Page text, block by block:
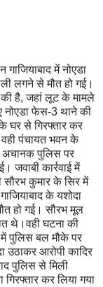
गाजियाबाद में नोएडा
लगने से मौत हो गई।
की है, जहां लूट के मामले
नोएडा फेस-3 थाने की
घर से गिरफ्तार कर
वही पंचायत भवन के
अचानक पुलिस पर
जवाबी कार्रवाई में
सौरभ कुमार के सिर में
के यशोदा
हो गई। सौरभ मूल
थे।वही घटना की
में पुलिस बल मौके पर
उठाकर आरोपी कादिर
पुलिस से मिली
कर लिया गया